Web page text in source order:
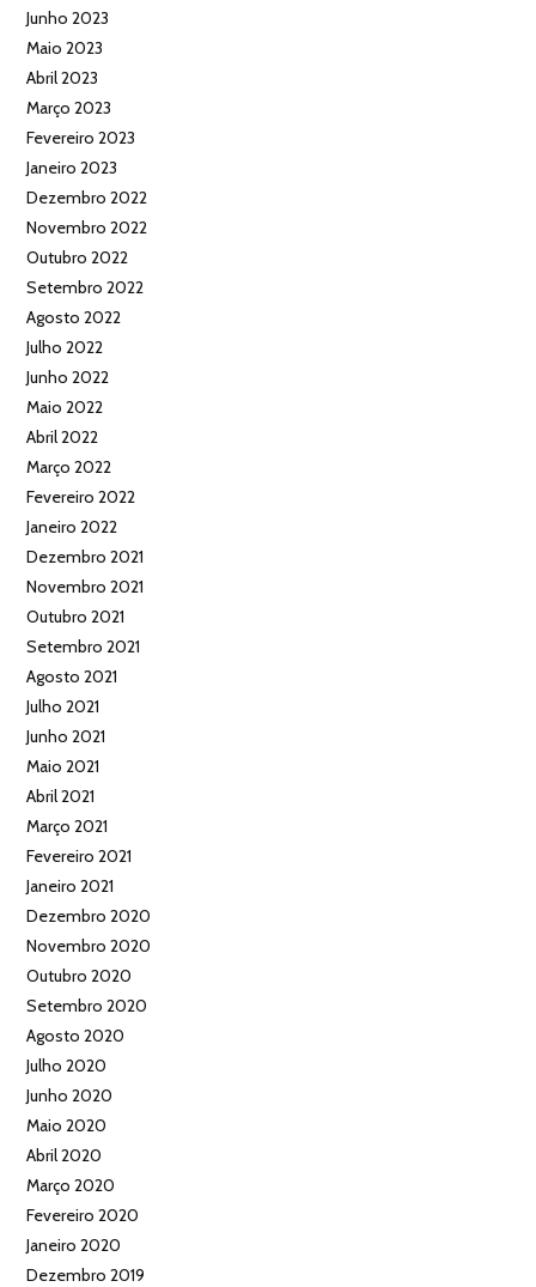
Junho 2023
Maio 2023
Abril 2023
Março 2023
Fevereiro 2023
Janeiro 2023
Dezembro 2022
Novembro 2022
Outubro 2022
Setembro 2022
Agosto 2022
Julho 2022
Junho 2022
Maio 2022
Abril 2022
Março 2022
Fevereiro 2022
Janeiro 2022
Dezembro 2021
Novembro 2021
Outubro 2021
Setembro 2021
Agosto 2021
Julho 2021
Junho 2021
Maio 2021
Abril 2021
Março 2021
Fevereiro 2021
Janeiro 2021
Dezembro 2020
Novembro 2020
Outubro 2020
Setembro 2020
Agosto 2020
Julho 2020
Junho 2020
Maio 2020
Abril 2020
Março 2020
Fevereiro 2020
Janeiro 2020
Dezembro 2019